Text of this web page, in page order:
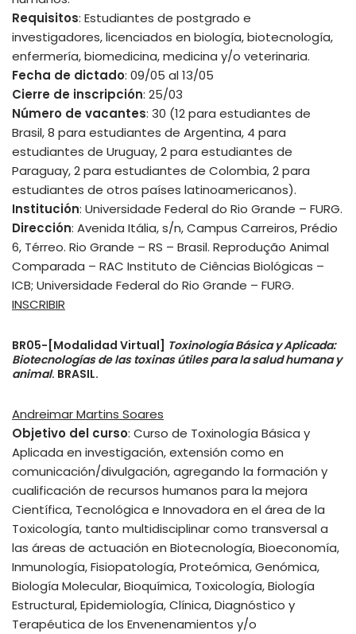
Requisitos: Estudiantes de postgrado e
investigadores, licenciados en biología, biotecnología,
enfermería, biomedicina, medicina y/o veterinaria.
Fecha de dictado: 09/05 al 13/05
Cierre de inscripción: 25/03
Número de vacantes: 30 (12 para estudiantes de
Brasil, 8 para estudiantes de Argentina, 4 para
estudiantes de Uruguay, 2 para estudiantes de
Paraguay, 2 para estudiantes de Colombia, 2 para
estudiantes de otros países latinoamericanos).
Institución: Universidade Federal do Rio Grande – FURG.
Dirección: Avenida Itália, s/n, Campus Carreiros, Prédio
6, Térreo. Rio Grande – RS – Brasil. Reprodução Animal
Comparada – RAC Instituto de Ciências Biológicas –
ICB; Universidade Federal do Rio Grande – FURG.
INSCRIBIR
BR05-[Modalidad Virtual] Toxinología Básica y Aplicada:
Biotecnologías de las toxinas útiles para la salud humana y
animal. BRASIL.
Andreimar Martins Soares
Objetivo del curso: Curso de Toxinología Básica y
Aplicada en investigación, extensión como en
comunicación/divulgación, agregando la formación y
cualificación de recursos humanos para la mejora
Científica, Tecnológica e Innovadora en el área de la
Toxicología, tanto multidisciplinar como transversal a
las áreas de actuación en Biotecnología, Bioeconomía,
Inmunología, Fisiopatología, Proteómica, Genómica,
Biología Molecular, Bioquímica, Toxicología, Biología
Estructural, Epidemiología, Clínica, Diagnóstico y
Terapéutica de los Envenenamientos y/o